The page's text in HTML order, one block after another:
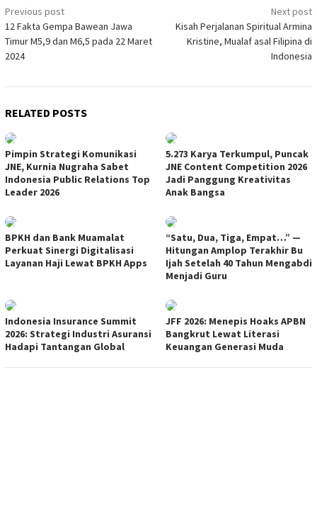
Post
navigation
Previous post
12 Fakta Gempa Bawean Jawa
Timur M5,9 dan M6,5 pada 22 Maret
2024
Next post
Kisah Perjalanan Spiritual Armina
Kristine, Mualaf asal Filipina di
Indonesia
RELATED POSTS
Pimpin Strategi Komunikasi
JNE, Kurnia Nugraha Sabet
Indonesia Public Relations Top
Leader 2026
5.273 Karya Terkumpul, Puncak
JNE Content Competition 2026
Jadi Panggung Kreativitas
Anak Bangsa
BPKH dan Bank Muamalat
Perkuat Sinergi Digitalisasi
Layanan Haji Lewat BPKH Apps
“Satu, Dua, Tiga, Empat…” —
Hitungan Amplop Terakhir Bu
Ijah Setelah 40 Tahun Mengabdi
Menjadi Guru
Indonesia Insurance Summit
2026: Strategi Industri Asuransi
Hadapi Tantangan Global
JFF 2026: Menepis Hoaks APBN
Bangkrut Lewat Literasi
Keuangan Generasi Muda